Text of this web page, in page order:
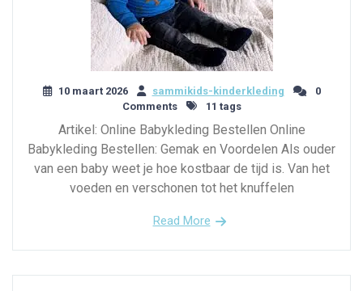
10 maart 2026 sammikids-kinderkleding
0
Comments
11 tags
Artikel: Online Babykleding Bestellen Online
Babykleding Bestellen: Gemak en Voordelen Als ouder
van een baby weet je hoe kostbaar de tijd is. Van het
voeden en verschonen tot het knuffelen
Read More